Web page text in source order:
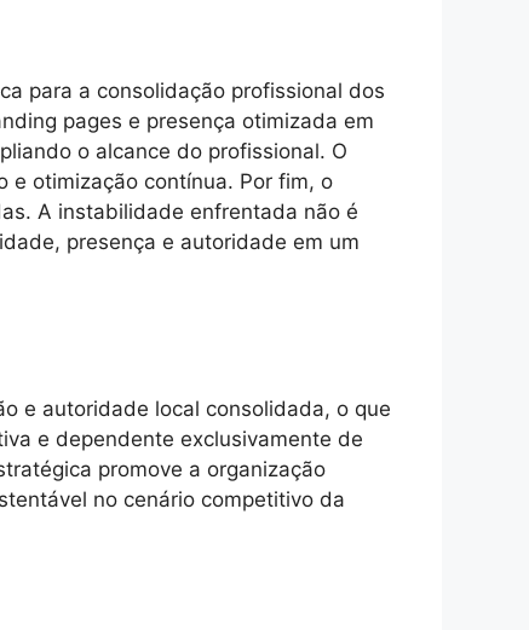
para a consolidação profissional dos
pages e presença otimizada em
o alcance do profissional. O
e otimização contínua. Por fim, o
A instabilidade enfrentada não é
presença e autoridade em um
e autoridade local consolidada, o que
e dependente exclusivamente de
promove a organização
no cenário competitivo da